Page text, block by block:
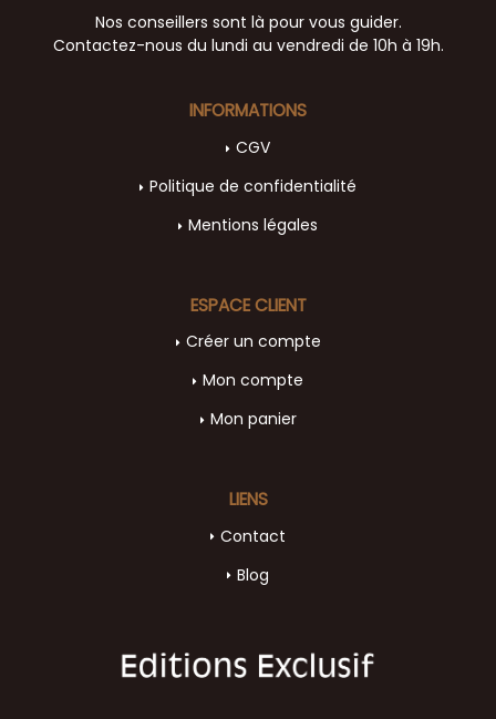
Nos conseillers sont là pour vous guider.
Contactez-nous du lundi au vendredi de 10h à 19h.
INFORMATIONS
CGV
Politique de confidentialité
Mentions légales
LIENS
Contact
Blog
ESPACE CLIENT
Créer un compte
Mon compte
Mon panier